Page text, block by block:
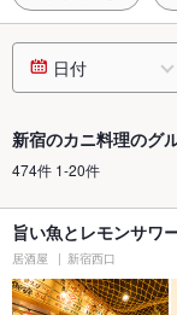
日付
新宿のカニ料理のグ
474件 1-20件
旨い魚とレモンサワ
居酒屋 新宿西口